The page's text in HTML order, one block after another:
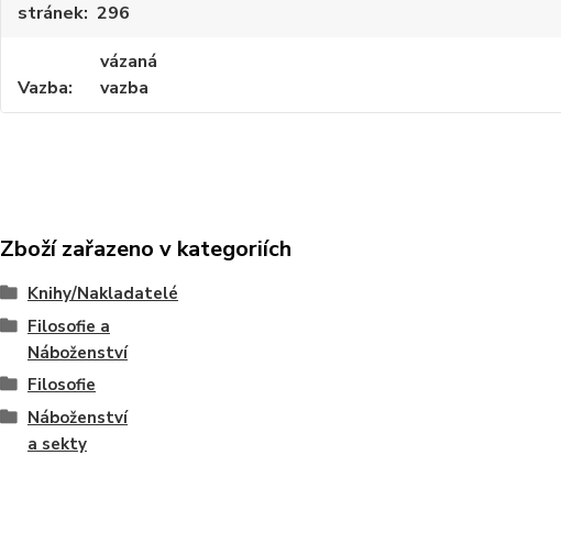
stránek 296
Vazba
vázaná
vazba
Zboží zařazeno v kategoriích
Knihy/Nakladatelé
Filosofie a
Náboženství
Filosofie
Náboženství
a sekty